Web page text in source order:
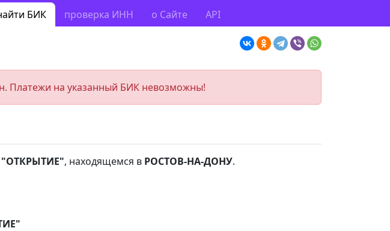
БИК проверка ИНН о Сайте API
Платежи на указанный БИК невозможны!
, находящемся в РОСТОВ-НА-ДОНУ.